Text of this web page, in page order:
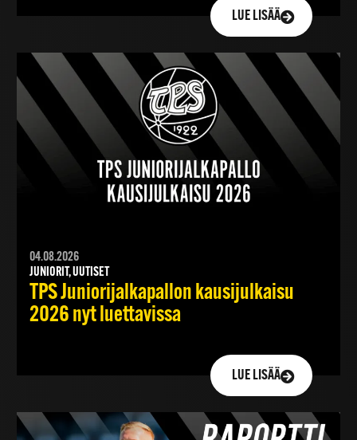
LUE LISÄÄ
04.08.2026
JUNIORIT, UUTISET
TPS Juniorijalkapallon kausijulkaisu
2026 nyt luettavissa
LUE LISÄÄ